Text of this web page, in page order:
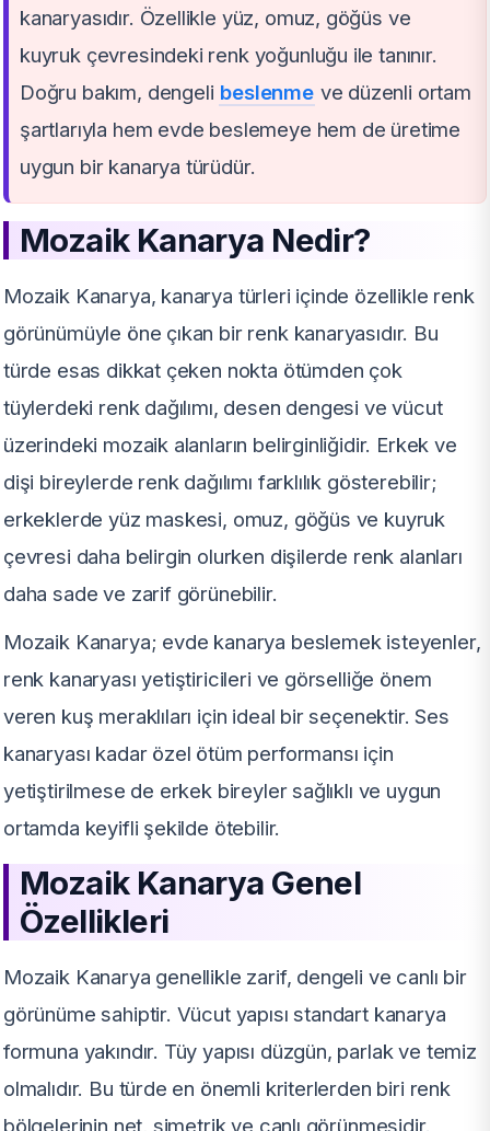
kanaryasıdır. Özellikle yüz, omuz, göğüs ve
kuyruk çevresindeki renk yoğunluğu ile tanınır.
Doğru bakım, dengeli beslenme ve düzenli ortam
şartlarıyla hem evde beslemeye hem de üretime
uygun bir kanarya türüdür.
Mozaik Kanarya Nedir?
Mozaik Kanarya, kanarya türleri içinde özellikle renk
görünümüyle öne çıkan bir renk kanaryasıdır. Bu
türde esas dikkat çeken nokta ötümden çok
tüylerdeki renk dağılımı, desen dengesi ve vücut
üzerindeki mozaik alanların belirginliğidir. Erkek ve
dişi bireylerde renk dağılımı farklılık gösterebilir;
erkeklerde yüz maskesi, omuz, göğüs ve kuyruk
çevresi daha belirgin olurken dişilerde renk alanları
daha sade ve zarif görünebilir.
Mozaik Kanarya; evde kanarya beslemek isteyenler,
renk kanaryası yetiştiricileri ve görselliğe önem
veren kuş meraklıları için ideal bir seçenektir. Ses
kanaryası kadar özel ötüm performansı için
yetiştirilmese de erkek bireyler sağlıklı ve uygun
ortamda keyifli şekilde ötebilir.
Mozaik Kanarya Genel
Özellikleri
Mozaik Kanarya genellikle zarif, dengeli ve canlı bir
görünüme sahiptir. Vücut yapısı standart kanarya
formuna yakındır. Tüy yapısı düzgün, parlak ve temiz
olmalıdır. Bu türde en önemli kriterlerden biri renk
bölgelerinin net, simetrik ve canlı görünmesidir.